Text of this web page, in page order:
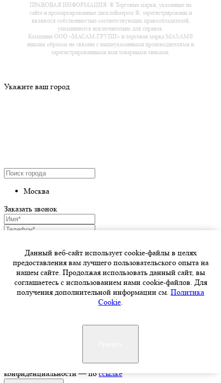
ПРАВОВАЯ ИНФОРМАЦИЯ: ® Торговые марки, указанные на
сайте и промаркированные дисклеймером ®, зарегистрированы и
являются собственностью соответствующих правообладателей,
упоминаются исключительно для справок.
Компания ООО «МАСАМ-ГРУПП» и торговая марка MASAM©
никоим образом не связана с вышеуказанными производителями и
зарегистрированными ими товарными знаками.
Укажите ваш город
Москва
Заказать звонок
ООО «МАСАМ-ГРУПП» (ИНН 7722468672) в целях
обработки заявки и обратной связи. Политика
конфиденциальности — по
отправить заявку
обработки заявки и обратной связи. Политика
конфиденциальности — поссылке
Данный веб-сайт использует cookie-файлы в целях
предоставления вам лучшего пользовательского опыта на
нашем сайте. Продолжая использовать данный сайт, вы
соглашаетесь с использованием нами cookie-файлов. Для
получения дополнительной информации см. Политика
Cookie.